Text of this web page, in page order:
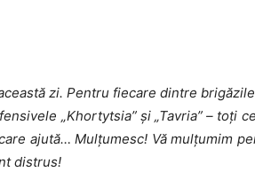
zi. Pentru fiecare dintre
„Khortytsia” și „Tavria” – toți
ajută… Mulțumesc! Vă mulțumim
distrus!